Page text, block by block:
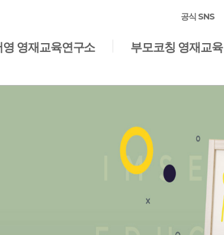
공식 SNS
영 영재교육연구소 부모코칭 영재교육